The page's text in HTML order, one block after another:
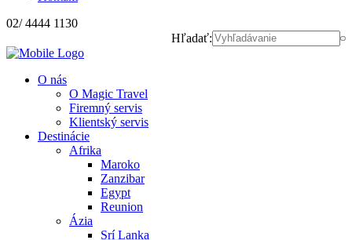
02/ 4444 1130
Hľadať:
O nás
O Magic Travel
Firemný servis
Klientský servis
Destinácie
Afrika
Maroko
Zanzibar
Egypt
Reunion
Ázia
Srí Lanka